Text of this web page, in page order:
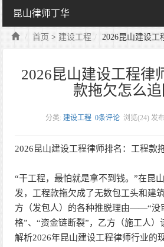
昆山律师丁华
首页 > 建设工程 2026昆山建设
2026昆山建设工程律
款拖欠怎么追
分类: 建设工程 0条评论 浏览(24) 发
2026昆山建设工程律师排名：工程款
“干工程，最怕就是拿不到钱。”在昆
发，工程款拖欠成了无数包工头和建
方（发包人）的各种推脱理由——“没
格”、“资金链断裂”，乙方（施工人
解析2026年昆山建设工程律师行业的